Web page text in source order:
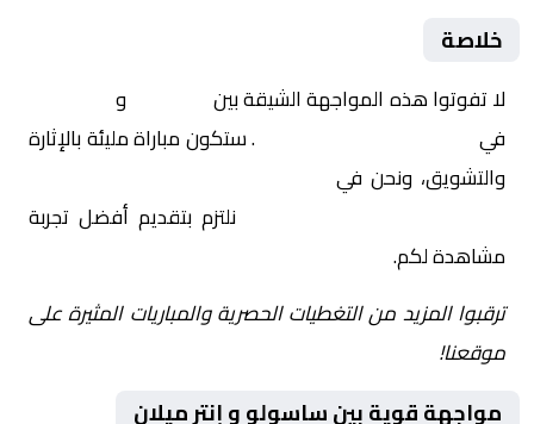
خلاصة
لا تفوتوا هذه المواجهة الشيقة بين وإنتر ميلان
في
. ستكون مباراة مليئة بالإثارة
والتشويق، ونحن في
نلتزم بتقديم أفضل تجربة
مشاهدة لكم.
ترقبوا المزيد من التغطيات الحصرية والمباريات المثيرة على
موقعنا!
مواجهة قوية بين ساسولو و إنتر ميلان